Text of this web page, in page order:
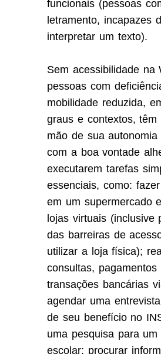
funcionais (pessoas
letramento, incapazes
interpretar um texto).
Sem acessibilidade na
pessoas com
mobilidade reduzida,
graus e contextos, têm
mão de sua
com a boa vontade
executarem tarefas
essenciais, como:
em um supermercado
lojas virtuais (inclusive
das barreiras de
utilizar a loja física);
consultas, pagamentos
transações bancárias
agendar uma
de seu benefício no
uma pesquisa para um
escolar; procurar